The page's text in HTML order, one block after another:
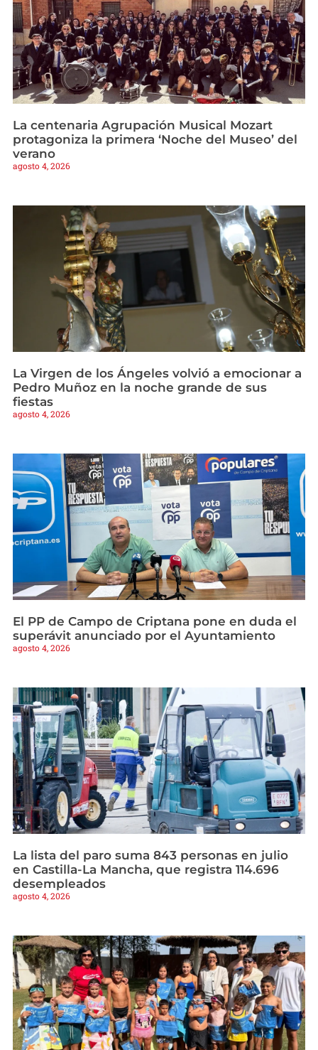
La centenaria Agrupación Musical Mozart
protagoniza la primera ‘Noche del Museo’ del
verano
agosto 4, 2026
La Virgen de los Ángeles volvió a emocionar a
Pedro Muñoz en la noche grande de sus
fiestas
agosto 4, 2026
El PP de Campo de Criptana pone en duda el
superávit anunciado por el Ayuntamiento
agosto 4, 2026
La lista del paro suma 843 personas en julio
en Castilla-La Mancha, que registra 114.696
desempleados
agosto 4, 2026